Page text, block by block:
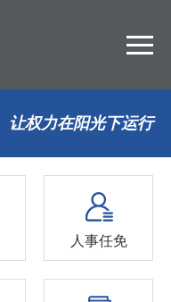
让权力在阳光下运行
人事任免